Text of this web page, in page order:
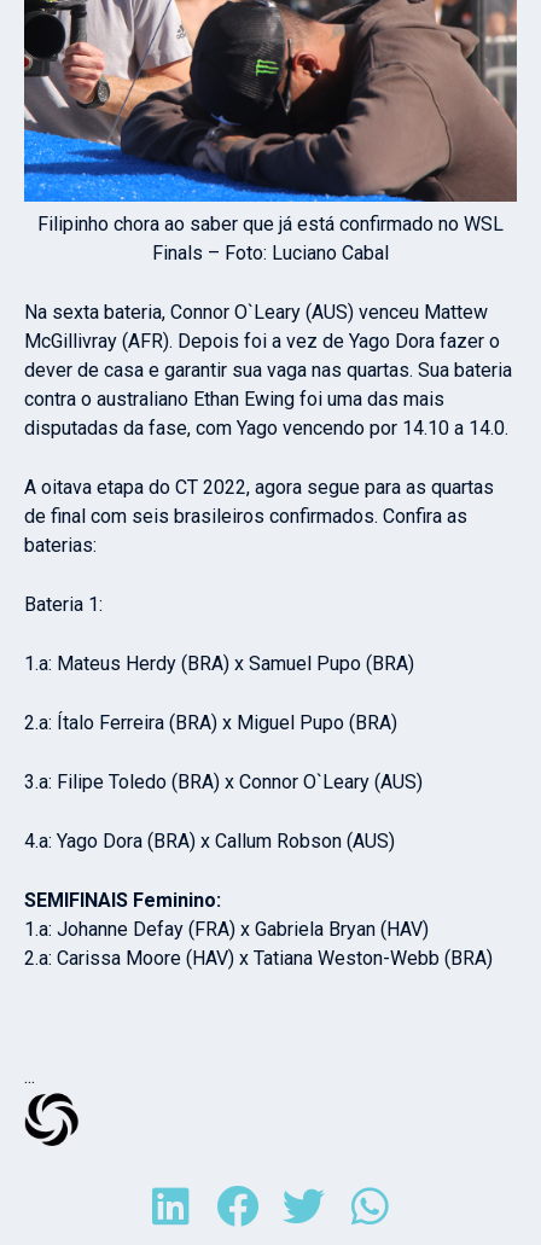
Filipinho chora ao saber que já está confirmado no WSL
Finals – Foto: Luciano Cabal
Na sexta bateria, Connor O`Leary (AUS) venceu Mattew
McGillivray (AFR). Depois foi a vez de Yago Dora fazer o
dever de casa e garantir sua vaga nas quartas. Sua bateria
contra o australiano Ethan Ewing foi uma das mais
disputadas da fase, com Yago vencendo por 14.10 a 14.0.
A oitava etapa do CT 2022, agora segue para as quartas
de final com seis brasileiros confirmados. Confira as
baterias:
Bateria 1:
1.a: Mateus Herdy (BRA) x Samuel Pupo (BRA)
2.a: Ítalo Ferreira (BRA) x Miguel Pupo (BRA)
3.a: Filipe Toledo (BRA) x Connor O`Leary (AUS)
4.a: Yago Dora (BRA) x Callum Robson (AUS)
SEMIFINAIS Feminino:
1.a: Johanne Defay (FRA) x Gabriela Bryan (HAV)
2.a: Carissa Moore (HAV) x Tatiana Weston-Webb (BRA)
...